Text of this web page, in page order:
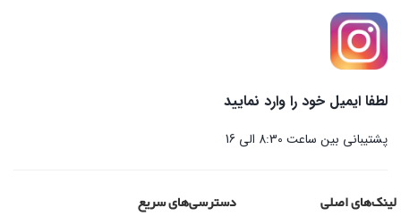
لطفا ایمیل خود را وارد نمایید
پشتیبانی بین ساعت 8:30 الی 16
لینک‌های اصلی دسترسی‌های سریع